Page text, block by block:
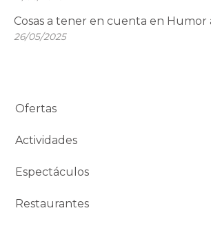
Cosas a tener en cuenta en Humor
26/05/2025
Ofertas
Actividades
Espectáculos
Restaurantes